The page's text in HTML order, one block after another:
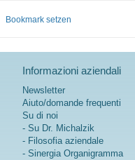
Bookmark setzen
Informazioni aziendali
Newsletter
Aiuto/domande frequenti
Su di noi
- Su Dr. Michalzik
- Filosofia aziendale
- Sinergia Organigramma